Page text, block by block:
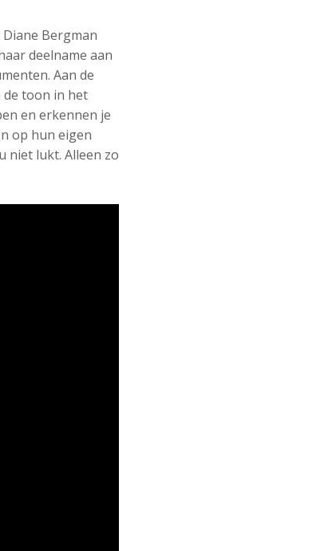
Bergman
deelname aan
Aan de
de toon in het
en erkennen je
op hun eigen
niet lukt. Alleen zo